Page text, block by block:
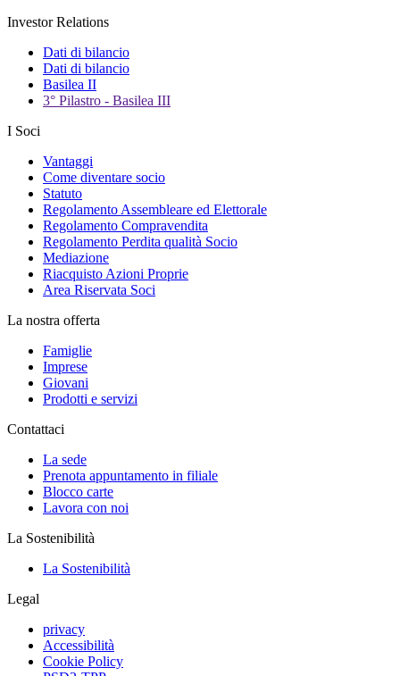
Investor Relations
Dati di bilancio
Dati di bilancio
Basilea II
3° Pilastro - Basilea III
I Soci
Vantaggi
Come diventare socio
Statuto
Regolamento Assembleare ed Elettorale
Regolamento Compravendita
Regolamento Perdita qualità Socio
Mediazione
Riacquisto Azioni Proprie
Area Riservata Soci
La nostra offerta
Famiglie
Imprese
Giovani
Prodotti e servizi
Contattaci
La sede
Prenota appuntamento in filiale
Blocco carte
Lavora con noi
La Sostenibilità
La Sostenibilità
Legal
privacy
Accessibilità
Cookie Policy